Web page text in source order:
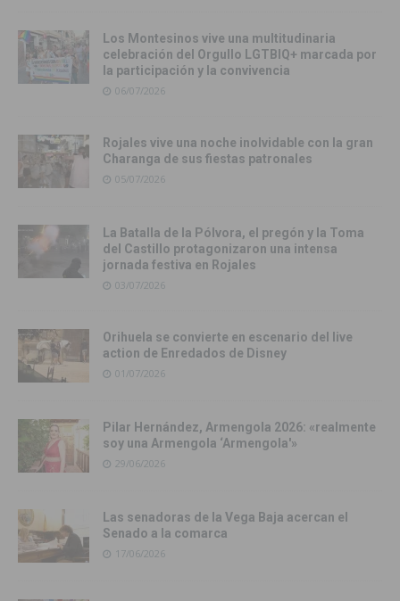
Los Montesinos vive una multitudinaria
celebración del Orgullo LGTBIQ+ marcada por
la participación y la convivencia
06/07/2026
Rojales vive una noche inolvidable con la gran
Charanga de sus fiestas patronales
05/07/2026
La Batalla de la Pólvora, el pregón y la Toma
del Castillo protagonizaron una intensa
jornada festiva en Rojales
03/07/2026
Orihuela se convierte en escenario del live
action de Enredados de Disney
01/07/2026
Pilar Hernández, Armengola 2026: «realmente
soy una Armengola ‘Armengola'»
29/06/2026
Las senadoras de la Vega Baja acercan el
Senado a la comarca
17/06/2026